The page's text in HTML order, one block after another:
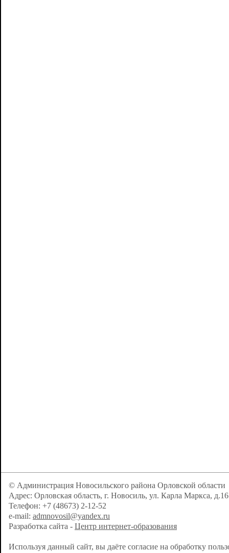
© Администрация Новосильского района Орловской области
Адрес: Орловская область, г. Новосиль, ул. Карла Маркса, д.16
Телефон: +7 (48673) 2-12-52
e-mail: admnovosil@yandex.ru
Разработка сайта - Центр интернет-образования
Используя данный сайт, вы даёте согласие на обработку